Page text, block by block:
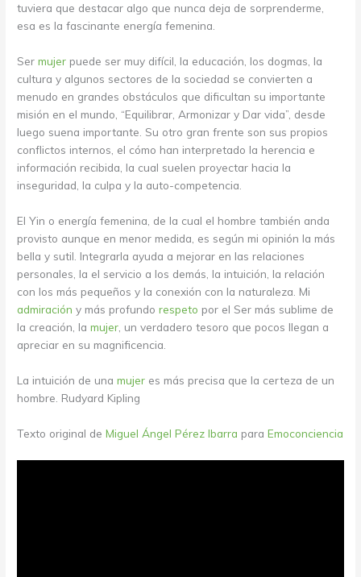
tuviera que destacar algo que nunca deja de sorprenderme,
esa es la fascinante energía femenina.
Sermujer puede ser muy difícil, la educación, los dogmas, la
cultura y algunos sectores de la sociedad se convierten a
menudo en grandes obstáculos que dificultan su importante
misión en el mundo, “Equilibrar, Armonizar y Dar vida”, desde
luego suena importante. Su otro gran frente son sus propios
conflictos internos, el cómo han interpretado la herencia e
información recibida, la cual suelen proyectar hacia la
inseguridad, la culpa y la auto-competencia.
El Yin o energía femenina, de la cual el hombre también anda
provisto aunque en menor medida, es según mi opinión la más
bella y sutil. Integrarla ayuda a mejorar en las relaciones
personales, la el servicio a los demás, la intuición, la relación
con los más pequeños y la conexión con la naturaleza. Mi
admiración y más profundorespeto por el Ser más sublime de
la creación, lamujer , un verdadero tesoro que pocos llegan a
apreciar en su magnificencia.
La intuición de unamujer es más precisa que la certeza de un
hombre. Rudyard Kipling
Texto original deMiguel Ángel Pérez Ibarra paraEmoconciencia